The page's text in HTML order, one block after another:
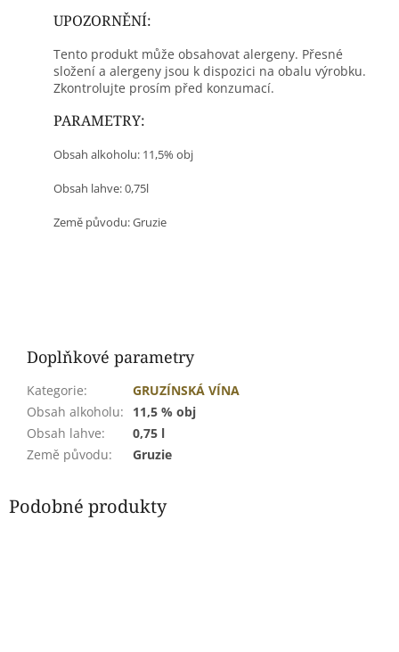
UPOZORNĚNÍ:
Tento produkt může obsahovat alergeny. Přesné
složení a alergeny jsou k dispozici na obalu výrobku.
Zkontrolujte prosím před konzumací.
PARAMETRY:
Obsah alkoholu: 11,5% obj
Obsah lahve: 0,75l
Země původu: Gruzie
Doplňkové parametry
Kategorie:
GRUZÍNSKÁ VÍNA
Obsah alkoholu:
11,5 % obj
Obsah lahve:
0,75 l
Země původu: Gruzie
Podobné produkty